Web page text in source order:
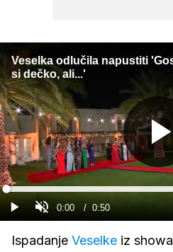
Veselka odlučila napustiti
si dečko, ali...'
GledajUpali
zvuk
Current
Time
0:00 / Duration
0:50
Loaded:
59.40%
Ispadanje Veselke iz showa